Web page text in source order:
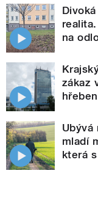
na
zákaz
Ubývá
mladí
která